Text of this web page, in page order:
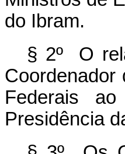
do Ibram.
§ 2º O
Coordenador
Federais
Presidência